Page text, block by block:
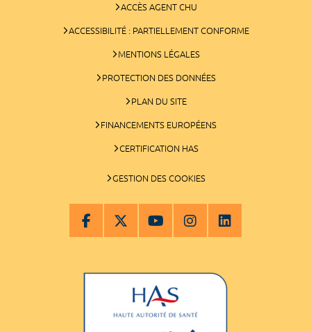
ACCÈS AGENT CHU
ACCESSIBILITÉ : PARTIELLEMENT CONFORME
MENTIONS LÉGALES
PROTECTION DES DONNÉES
PLAN DU SITE
FINANCEMENTS EUROPÉENS
CERTIFICATION HAS
GESTION DES COOKIES